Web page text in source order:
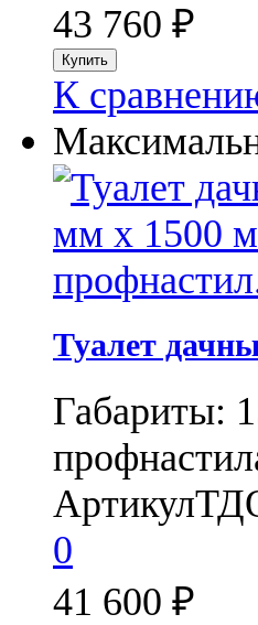
43 760 ₽
К
Туалет
Габариты:
Артикул
0
41 600 ₽